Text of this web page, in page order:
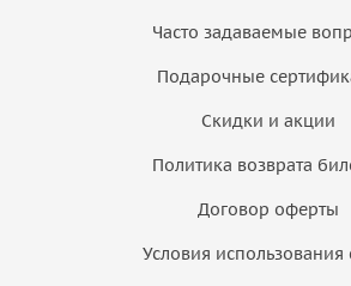
Часто задаваемые
Подарочные
Скидки и акции
Политика возврата
Договор оферты
Условия использования